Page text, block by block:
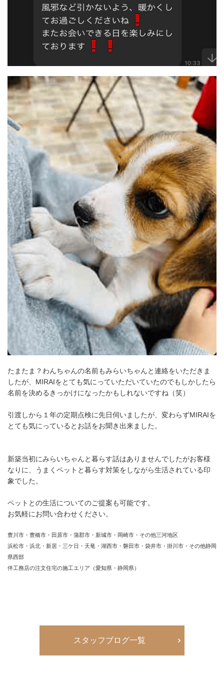
たまたま？わんちゃんの名前もみらいちゃんと連絡をいただきま
したが、MIRAIをとても気にっていただいていたのでもしかしたら
名前を決めるきっかけになったかもしれないですね（笑）
引渡しから１年の定期点検に先日伺いましたが、変わらずMIRAIを
とても気にっているとお話をお聞き出来ました。
新築当初にみらいちゃんと暮らす話はありませんでしたがお客様
なりに、うまくペットと暮らす対策をしながら生活されている印
象でした。
ペットとの生活についてのご提案も可能です。
お気軽にお問い合わせください。
豊川市・豊橋市・田原市・蒲郡市・新城市・岡崎市・その他三河地区
浜松市・浜北・新居・三ケ日・天竜・湖西市・磐田市・袋井市・掛川市・その他静岡
県西部
伴工務店の注文住宅の施工エリア（愛知県・静岡県）
スタッフブログ一覧